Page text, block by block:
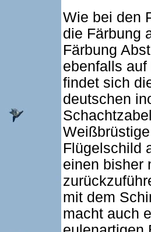
Wie bei den
die Färbung
Färbung
ebenfalls
findet sich
deutschen
Flügelschild
einen bisher
mit dem
macht auch